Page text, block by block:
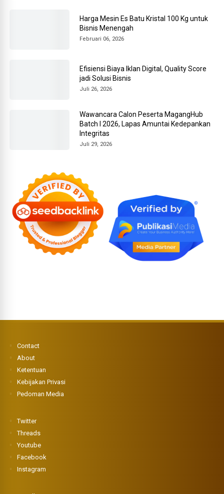
Harga Mesin Es Batu Kristal 100 Kg untuk
Bisnis Menengah
Februari 06, 2026
Efisiensi Biaya Iklan Digital, Quality Score
jadi Solusi Bisnis
Juli 26, 2026
Wawancara Calon Peserta MagangHub
Batch I 2026, Lapas Amuntai Kedepankan
Integritas
Juli 29, 2026
Contact
About
Ketentuan
Kebijakan Privasi
Pedoman Media
Twitter
Threads
Youtube
Facebook
Instagram